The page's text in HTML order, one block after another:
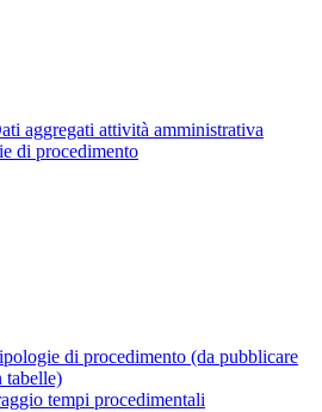
aggregati attività amministrativa
di procedimento
di procedimento (da pubblicare
tabelle)
tempi procedimentali